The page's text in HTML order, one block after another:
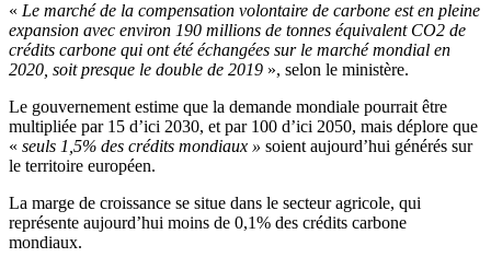
« Le marché de la compensation volontaire de carbone est en pleine
expansion avec environ 190 millions de tonnes équivalent CO2 de
crédits carbone qui ont été échangées sur le marché mondial en
2020, soit presque le double de 2019 », selon le ministère.
Le gouvernement estime que la demande mondiale pourrait être
multipliée par 15 d’ici 2030, et par 100 d’ici 2050, mais déplore que
« seuls 1,5% des crédits mondiaux » soient aujourd’hui générés sur
le territoire européen.
La marge de croissance se situe dans le secteur agricole, qui
représente aujourd’hui moins de 0,1% des crédits carbone
mondiaux.